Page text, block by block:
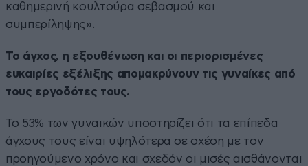
καθημερινή κουλτούρα σεβασμού και
συμπερίληψης».
Το άγχος, η εξουθένωση και οι περιορισμένες
ευκαιρίες εξέλιξης απομακρύνουν τις γυναίκες από
τους εργοδότες τους.
Το 53% των γυναικών υποστηρίζει ότι τα επίπεδα
άγχους τους είναι υψηλότερα σε σχέση με τον
προηγούμενο χρόνο και σχεδόν οι μισές αισθάνονται